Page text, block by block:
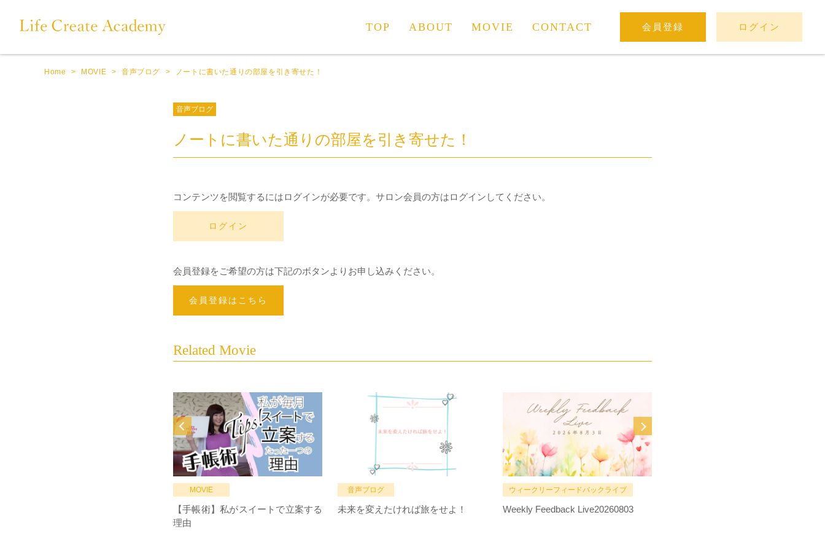
TOP ABOUT MOVIE CONTACT 会員登録 ログイン
Home > MOVIE > 音声ブログ > ノートに書いた通りの部屋を引き寄せた！
音声ブログ
ノートに書いた通りの部屋を引き寄せた！
コンテンツを閲覧するにはログインが必要です。サロン会員の方はログインしてください。
ログイン
会員登録をご希望の方は下記のボタンよりお申し込みください。
会員登録はこちら
Related Movie
MOVIE
【手帳術】私がスイートで立案する
理由
音声ブログ
未来を変えたければ旅をせよ！
ウィークリーフィードバックライブ
Weekly Feedback Live20260803